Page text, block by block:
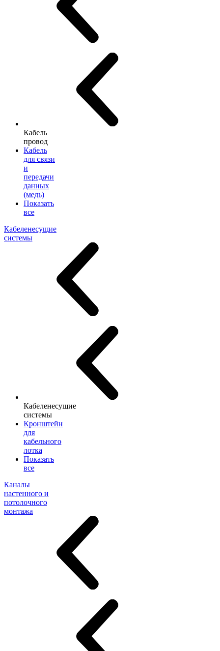
Кабель
провод
Кабель
для связи
и
передачи
данных
(медь)
Показать
все
Кабеленесущие
системы
Кабеленесущие
системы
Кронштейн
для
кабельного
лотка
Показать
все
Каналы
настенного и
потолочного
монтажа